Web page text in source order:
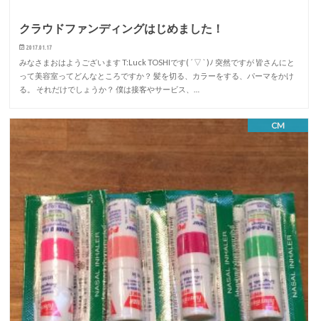
クラウドファンディングはじめました！
2017.01.17
みなさまおはようございます T:Luck TOSHIです( ´ ▽ ` )ﾉ 突然ですが 皆さんにと
って美容室ってどんなところですか？ 髪を切る、カラーをする、パーマをかけ
る。 それだけでしょうか？ 僕は接客やサービス、…
CM